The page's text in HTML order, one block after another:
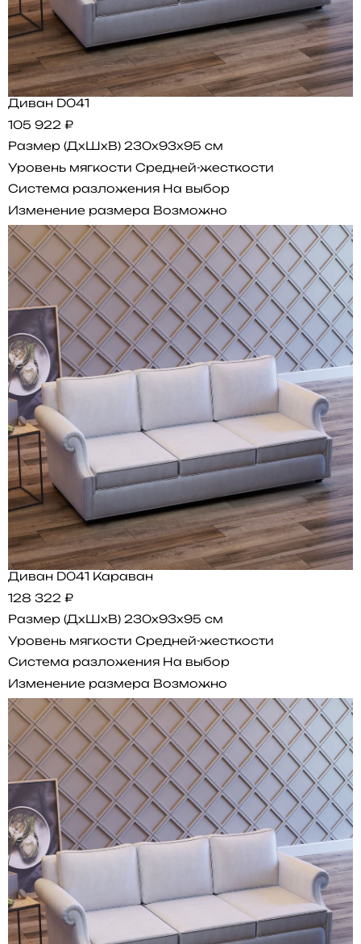
Диван D041
105 922 ₽
Размер (ДхШхВ) 230x93x95 см
Уровень мягкости Средней-жесткости
Система разложения На выбор
Изменение размера Возможно
Диван D041 Караван
128 322 ₽
Размер (ДхШхВ) 230x93x95 см
Уровень мягкости Средней-жесткости
Система разложения На выбор
Изменение размера Возможно